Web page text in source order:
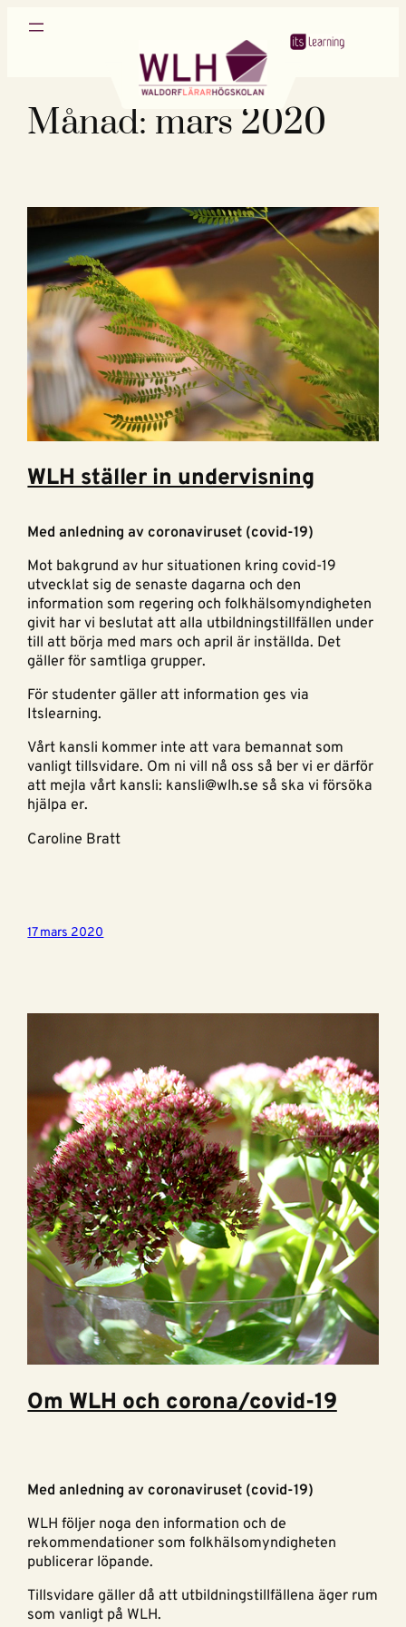
Månad: mars 2020
WLH ställer in undervisning
Med anledning av coronaviruset (covid-19)
Mot bakgrund av hur situationen kring covid-19
utvecklat sig de senaste dagarna och den
information som regering och folkhälsomyndigheten
givit har vi beslutat att alla utbildningstillfällen under
till att börja med mars och april är inställda. Det
gäller för samtliga grupper.
För studenter gäller att information ges via
Itslearning.
Vårt kansli kommer inte att vara bemannat som
vanligt tillsvidare. Om ni vill nå oss så ber vi er därför
att mejla vårt kansli: kansli@wlh.se så ska vi försöka
hjälpa er.
Caroline Bratt
17 mars 2020
Om WLH och corona/covid-19
Med anledning av coronaviruset (covid-19)
WLH följer noga den information och de
rekommendationer som folkhälsomyndigheten
publicerar löpande.
Tillsvidare gäller då att utbildningstillfällena äger rum
som vanligt på WLH.